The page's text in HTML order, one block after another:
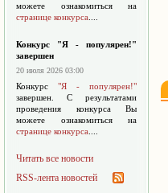
можете ознакомиться на
странице конкурса
Конкурс "Я - популярен!"
завершен
20 июля 2026 03:00
Конкурс "Я - популярен!"
завершен. С результатами
проведения конкурса Вы
можете ознакомиться на
странице конкурса
Читать все новости
RSS-лента новостей